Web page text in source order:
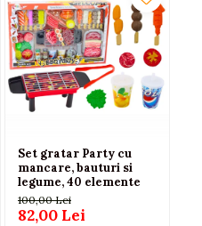
Set gratar Party cu
mancare, bauturi si
legume, 40 elemente
100,00 Lei
82,00 Lei